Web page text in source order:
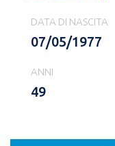
DATA DI NASCITA
07/05/1977
ANNI
49